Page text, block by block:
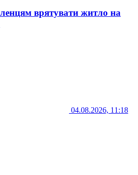
врятувати житло на
04.08.2026, 11:18